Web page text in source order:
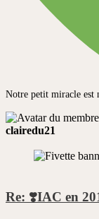
Notre petit miracle est
clairedu21
Re: ❣️IAC en